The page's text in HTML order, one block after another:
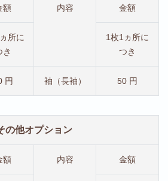
額 内容 金額
所に
き
1枚1ヵ所に
つき
円 袖（長袖） 50 円
の他オプション
額 内容 金額